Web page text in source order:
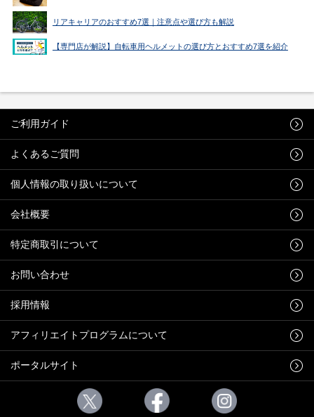
リアキャリアのおすすめ7選｜注意点や選び方も解説
【専門店が解説】自転車用ヘルメットの選び方とおすすめ7選を紹介
ご利用ガイド
よくあるご質問
個人情報の取り扱いについて
会社概要
特定商取引について
お問い合わせ
採用情報
アフィリエイトプログラムについて
ポータルサイト